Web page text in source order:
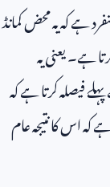
ہے کہ یہ محض کمانڈ
ہے۔ یعنی یہ
فیصلہ کرتا ہے کہ
کہ اس کا نتیجہ عام